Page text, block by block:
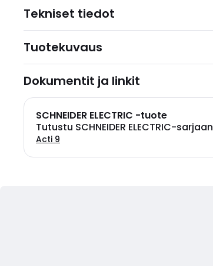
Tekniset tiedot
Tuotekuvaus
Dokumentit ja linkit
SCHNEIDER ELECTRIC -tuote
Tutustu SCHNEIDER ELECTRIC-sarjaan
Acti 9